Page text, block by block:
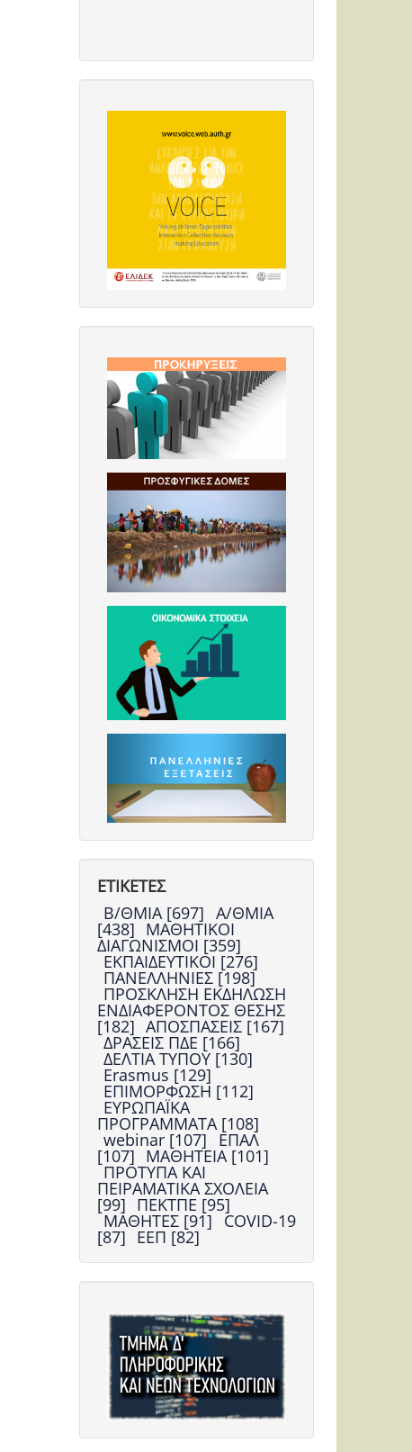
ΕΤΙΚΕΤΕΣ
Β/ΘΜΙΑ [697] Α/ΘΜΙΑ
[438] ΜΑΘΗΤΙΚΟΙ
ΔΙΑΓΩΝΙΣΜΟΙ [359]
ΕΚΠΑΙΔΕΥΤΙΚΟΙ [276]
ΠΑΝΕΛΛΗΝΙΕΣ [198]
ΠΡΟΣΚΛΗΣΗ ΕΚΔΗΛΩΣΗ
ΕΝΔΙΑΦΕΡΟΝΤΟΣ ΘΕΣΗΣ
[182] ΑΠΟΣΠΑΣΕΙΣ [167]
ΔΡΑΣΕΙΣ ΠΔΕ [166]
ΔΕΛΤΙΑ ΤΥΠΟΥ [130]
Erasmus [129]
ΕΠΙΜΟΡΦΩΣΗ [112]
ΕΥΡΩΠΑΪΚΑ
ΠΡΟΓΡΑΜΜΑΤΑ [108]
webinar [107] ΕΠΑΛ
[107] ΜΑΘΗΤΕΙΑ [101]
ΠΡΟΤΥΠΑ ΚΑΙ
ΠΕΙΡΑΜΑΤΙΚΑ ΣΧΟΛΕΙΑ
[99] ΠΕΚΤΠΕ [95]
ΜΑΘΗΤΕΣ [91] COVID-19
[87] ΕΕΠ [82]